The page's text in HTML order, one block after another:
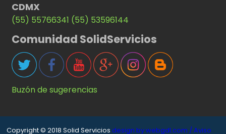
CDMX
(55) 55766341 (55) 53596144
Comunidad SolidServicios
Buzón de sugerencias
Copyright © 2018 Solid Servicios design by webgdl.com /Aviso